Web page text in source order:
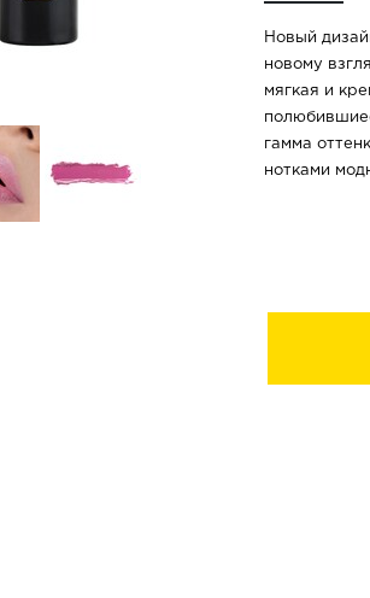
Новый
новому
мягкая и
гамма
нотками